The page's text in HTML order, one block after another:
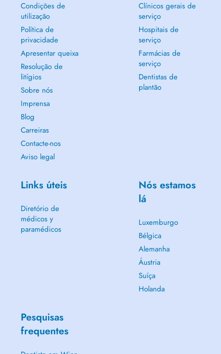
Condições de
utilização
Política de
privacidade
Apresentar queixa
Resolução de
litígios
Sobre nós
Imprensa
Blog
Carreiras
Contacte-nos
Aviso legal
Clínicos gerais de
serviço
Hospitais de
serviço
Farmácias de
serviço
Dentistas de
plantão
Links úteis
Diretório de
médicos y
paramédicos
Nós estamos
lá
Luxemburgo
Bélgica
Alemanha
Áustria
Suíça
Holanda
Pesquisas
frequentes